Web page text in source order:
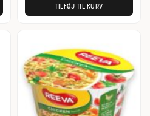
TILFØJ TIL KURV